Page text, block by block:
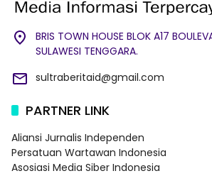
BRIS TOWN HOUSE BLOK A17
SULAWESI TENGGARA.
sultraberitaid@gmail.com
PARTNER LINK
Aliansi Jurnalis Independen
Persatuan Wartawan Indonesia
Asosiasi Media Siber Indonesia